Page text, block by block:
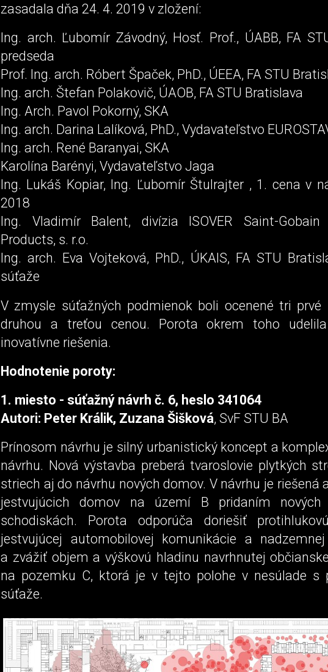
zasadala dňa 24. 4. 2019 v zložení:
Ing. arch. Ľubomír Závodný, Hosť. Prof., ÚABB, FA
predseda
Prof. Ing. arch. Róbert Špaček, PhD., ÚEEA, FA STU
Ing. arch. Štefan Polakovič, ÚAOB, FA STU Bratislava
Ing. Arch. Pavol Pokorný, SKA
Ing. arch. Darina Lalíková, PhD., Vydavateľstvo
Ing. arch. René Baranyai, SKA
Karolína Barényi, Vydavateľstvo Jaga
Ing. Lukáš Kopiar, Ing. Ľubomír Štulrajter , 1. cena v
2018
Ing. Vladimír Balent, divízia ISOVER Saint-Gobain
Products, s. r.o.
Ing. arch. Eva Vojteková, PhD., ÚKAIS, FA STU
súťaže
V zmysle súťažných podmienok boli ocenené tri prvé
druhou a treťou cenou. Porota okrem toho
inovatívne riešenia.
Hodnotenie poroty:
1. miesto - súťažný návrh č. 6, heslo 341064
Autori: Peter Králik, Zuzana Šišková, SvF STU BA
Prínosom návrhu je silný urbanistický koncept a
návrhu. Nová výstavba preberá tvaroslovie plytkých
striech aj do návrhu nových domov. V návrhu je riešená
jestvujúcich domov na území B pridaním nových
schodiskách. Porota odporúča doriešiť
jestvujúcej automobilovej komunikácie a
a zvážiť objem a výškovú hladinu navrhnutej
na pozemku C, ktorá je v tejto polohe v nesúlade s
súťaže.